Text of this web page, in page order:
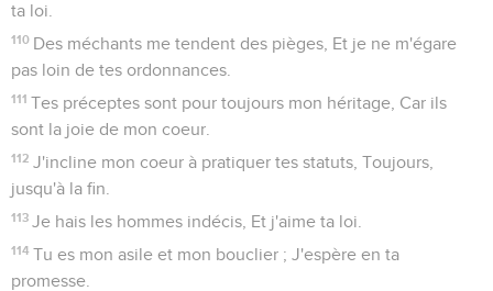
ta loi.
110 Des méchants me tendent des pièges, Et je ne m'égare
pas loin de tes ordonnances.
111 Tes préceptes sont pour toujours mon héritage, Car ils
sont la joie de mon coeur.
112 J'incline mon coeur à pratiquer tes statuts, Toujours,
jusqu'à la fin.
113 Je hais les hommes indécis, Et j'aime ta loi.
114 Tu es mon asile et mon bouclier ; J'espère en ta
promesse.